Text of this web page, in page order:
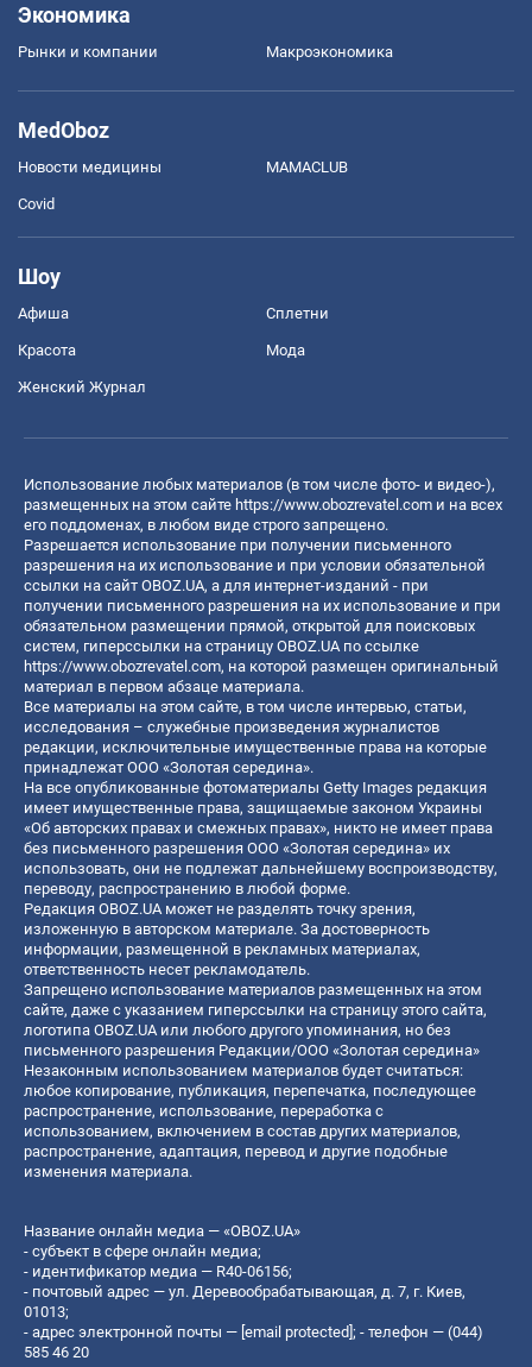
Экономика
Рынки и компании Mакроэкономика
MedOboz
Новости медицины MAMACLUB
Covid
Шоу
Афиша Сплетни
Красота Мода
Женский Журнал
Использование любых материалов (в том числе фото- и видео-),
размещенных на этом сайте https://www.obozrevatel.com и на всех
его поддоменах, в любом виде строго запрещено.
Разрешается использование при получении письменного
разрешения на их использование и при условии обязательной
ссылки на сайт OBOZ.UA, а для интернет-изданий - при
получении письменного разрешения на их использование и при
обязательном размещении прямой, открытой для поисковых
систем, гиперссылки на страницу OBOZ.UA по ссылке
https://www.obozrevatel.com, на которой размещен оригинальный
материал в первом абзаце материала.
Все материалы на этом сайте, в том числе интервью, статьи,
исследования – служебные произведения журналистов
редакции, исключительные имущественные права на которые
принадлежат ООО «Золотая середина».
На все опубликованные фотоматериалы Getty Images редакция
имеет имущественные права, защищаемые законом Украины
«Об авторских правах и смежных правах», никто не имеет права
без письменного разрешения ООО «Золотая середина» их
использовать, они не подлежат дальнейшему воспроизводству,
переводу, распространению в любой форме.
Редакция OBOZ.UA может не разделять точку зрения,
изложенную в авторском материале. За достоверность
информации, размещенной в рекламных материалах,
ответственность несет рекламодатель.
Запрещено использование материалов размещенных на этом
сайте, даже с указанием гиперссылки на страницу этого сайта,
логотипа OBOZ.UA или любого другого упоминания, но без
письменного разрешения Редакции/ООО «Золотая середина»
Незаконным использованием материалов будет считаться:
любое копирование, публикация, перепечатка, последующее
распространение, использование, переработка с
использованием, включением в состав других материалов,
распространение, адаптация, перевод и другие подобные
изменения материала.
Название онлайн медиа — «OBOZ.UA»
- субъект в сфере онлайн медиа;
- идентификатор медиа — R40-06156;
- почтовый адрес — ул. Деревообрабатывающая, д. 7, г. Киев,
01013;
- адрес электронной почты — [email protected]; - телефон — (044)
585 46 20